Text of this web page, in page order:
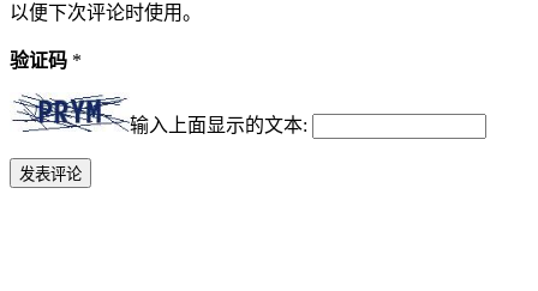
以便下次评论时使用。
验证码 *
输入上面显示的文本: